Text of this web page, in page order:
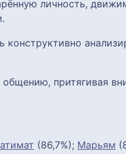
личность,
притягивая
(86,7%); Марьям